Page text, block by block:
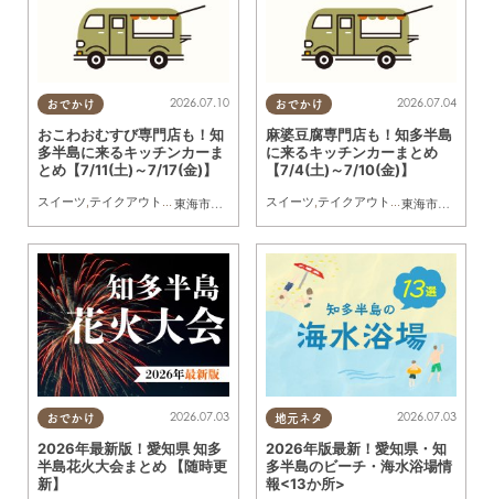
おでかけ
東海市
,大府市 知多市 ,東浦町,阿久比町 ,半田市,常滑市
2026.07.10
おこわおむすび専門店も！知
多半島に来るキッチンカーま
とめ【7/11(土)～7/17(金)】
スイーツ,テイクアウト ,キッチンカー イベント ,まとめ記事 ,親子
おでかけ
東海市
,大府市
2026.07.04
麻婆豆腐専門店も！知多半島
に来るキッチンカーまとめ
【7/4(土)～7/10(金)】
スイーツ,テイクアウト ,キッチンカー
おでかけ 2026.07.03
2026年最新版！愛知県 知多
半島花火大会まとめ 【随時更
新】
地元ネタ 2026.07.03
2026年版最新！愛知県・知
多半島のビーチ・海水浴場情
報<13か所>